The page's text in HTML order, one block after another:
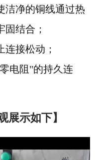
洁净的铜线通过热
结合；
接松动；
电阻"的持久连
展示如下】